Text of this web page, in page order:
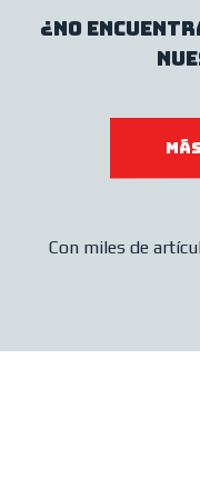
¿No
Con miles de